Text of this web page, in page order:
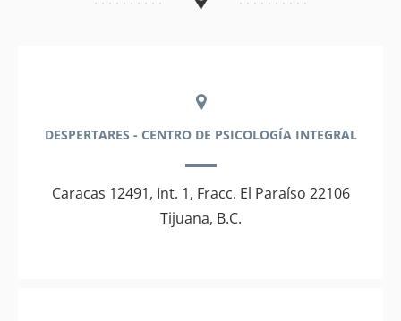
DESPERTARES - CENTRO DE PSICOLOGÍA INTEGRAL
Caracas 12491, Int. 1, Fracc. El Paraíso 22106
Tijuana, B.C.